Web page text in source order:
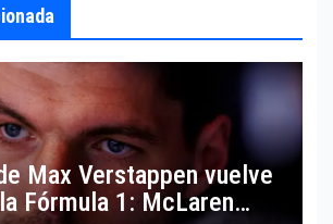
Max Verstappen vuelve
Fórmula 1: McLaren